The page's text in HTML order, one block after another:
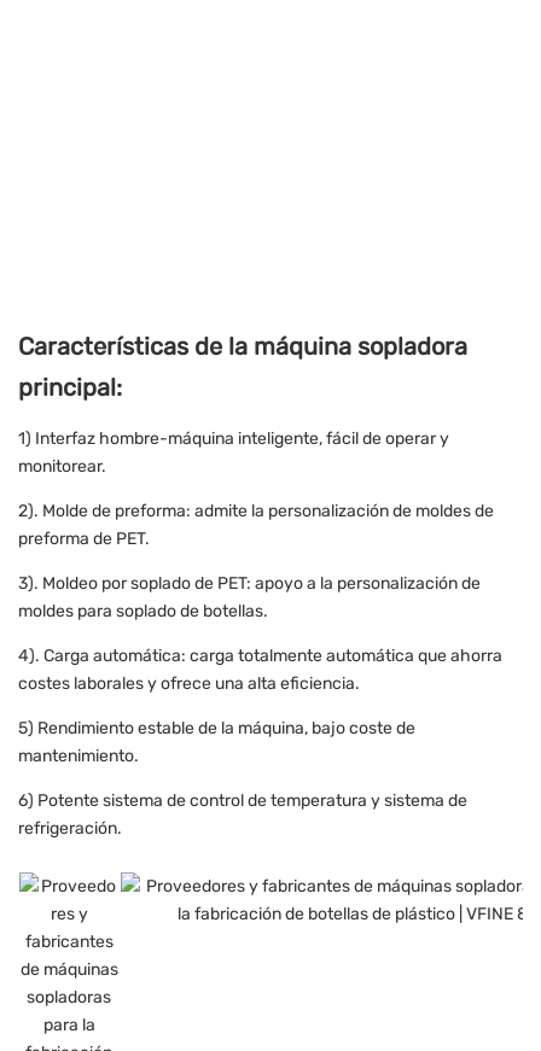
Características de la máquina sopladora
principal:
1) Interfaz hombre-máquina inteligente, fácil de operar y
monitorear.
2). Molde de preforma: admite la personalización de moldes de
preforma de PET.
3). Moldeo por soplado de PET: apoyo a la personalización de
moldes para soplado de botellas.
4). Carga automática: carga totalmente automática que ahorra
costes laborales y ofrece una alta eficiencia.
5) Rendimiento estable de la máquina, bajo coste de
mantenimiento.
6) Potente sistema de control de temperatura y sistema de
refrigeración.